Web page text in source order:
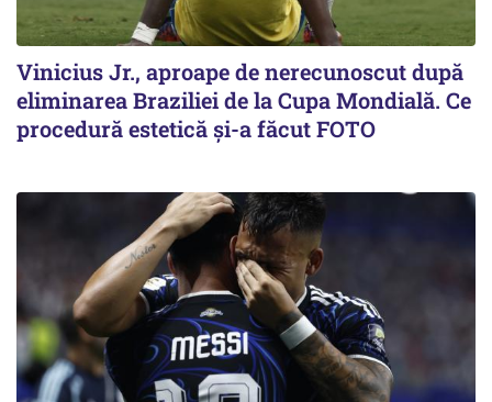
Vinicius Jr., aproape de nerecunoscut după
eliminarea Braziliei de la Cupa Mondială. Ce
procedură estetică și-a făcut FOTO